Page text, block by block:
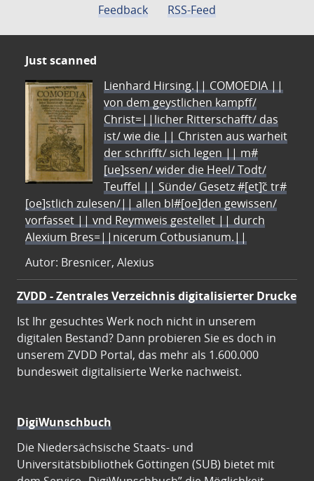
Feedback
RSS-Feed
Just scanned
Lienhard Hirsing.|| COMOEDIA ||
von dem geystlichen kampff/
Christ=||licher Ritterschafft/ das
ist/ wie die || Christen aus warheit
der schrifft/ sich legen || m#
[ue]ssen/ wider die Heel/ Todt/
Teuffel || Sünde/ Gesetz #[et]c̃ tr#
[oe]stlich zulesen/|| allen bl#[oe]den gewissen/
vorfasset || vnd Reymweis gestellet || durch
Alexium Bres=||nicerum Cotbusianum.||
Autor: Bresnicer, Alexius
ZVDD - Zentrales Verzeichnis digitalisierter Drucke
Ist Ihr gesuchtes Werk noch nicht in unserem
digitalen Bestand? Dann probieren Sie es doch in
unserem ZVDD Portal, das mehr als 1.600.000
bundesweit digitalisierte Werke nachweist.
DigiWunschbuch
Die Niedersächsische Staats- und
Universitätsbibliothek Göttingen (SUB) bietet mit